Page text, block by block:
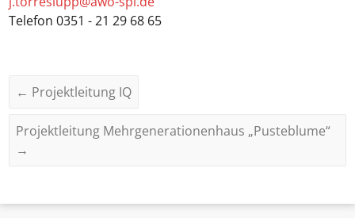
Telefon0351 - 21 29 68 65
← Projektleitung IQ
Projektleitung Mehrgenerationenhaus „Pusteblume“
→